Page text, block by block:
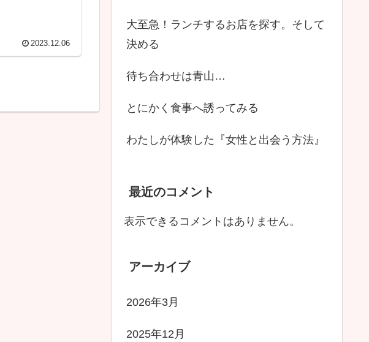
2023.12.06
大至急！ランチするお店を探す。そして
決める
待ち合わせは青山…
とにかく食事へ誘ってみる
わたしが体験した『女性と出会う方法』
最近のコメント
表示できるコメントはありません。
アーカイブ
2026年3月
2025年12月